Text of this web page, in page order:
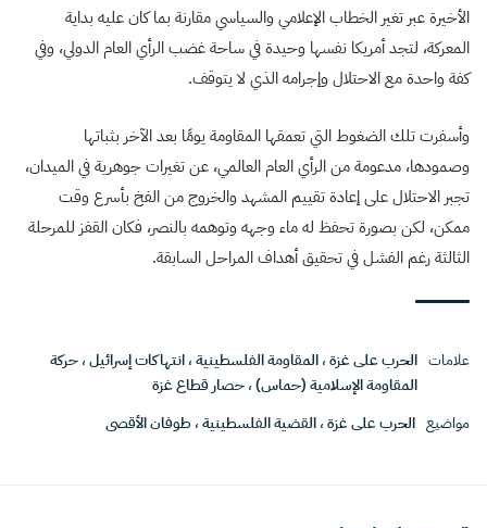
الأخيرة عبر تغير الخطاب الإعلامي والسياسي مقارنة بما كان عليه بداية
المعركة، لتجد أمريكا نفسها وحيدة في ساحة غضب الرأي العام الدولي، وفي
كفة واحدة مع الاحتلال وإجرامه الذي لا يتوقف.
وأسفرت تلك الضغوط التي تعمقها المقاومة يومًا بعد الآخر بثباتها
وصمودها، مدعومة من الرأي العام العالمي، عن تغيرات جوهرية في الميدان،
تجبر الاحتلال على إعادة تقييم المشهد والخروج من الفخ بأسرع وقت
ممكن، لكن بصورة تحفظ له ماء وجهه وتوهمه بالنصر، فكان القفز للمرحلة
الثالثة رغم الفشل في تحقيق أهداف المراحل السابقة.
علامات الحرب على غزة،المقاومة الفلسطينية،انتهاكات إسرائيل،حركة
المقاومة الإسلامية (حماس)،حصار قطاع غزة
مواضيع الحرب على غزة،القضية الفلسطينية، طوفان الأقصى